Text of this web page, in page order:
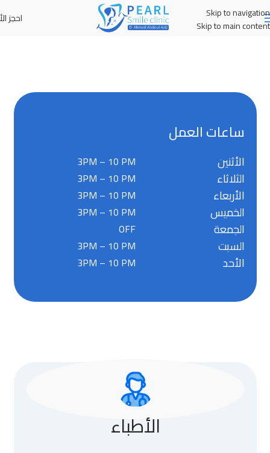
Skip to navigation
Skip to main content
MENU احجز
ساعات العمل
3PM – 10 PM الأثنين
3PM – 10 PM الثلاثاء
3PM – 10 PM الأربعاء
3PM – 10 PM الخميس
OFF الجمعة
3PM – 10 PM السبت
3PM – 10 PM الأحد
الأطباء